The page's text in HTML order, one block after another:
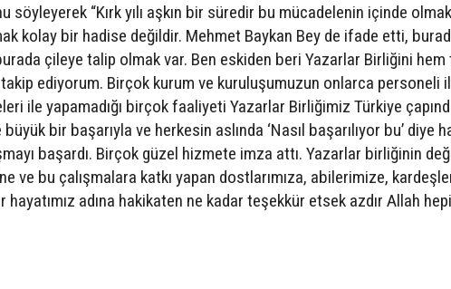
söyleyerek “Kırk yılı aşkın bir süredir bu mücadelenin içinde
kolay bir hadise değildir. Mehmet Baykan Bey de ifade etti,
çileye talip olmak var. Ben eskiden beri Yazarlar Birliğini
takip ediyorum. Birçok kurum ve kuruluşumuzun onlarca personeli
ile yapamadığı birçok faaliyeti Yazarlar Birliğimiz Türkiye
bir başarıyla ve herkesin aslında ‘Nasıl başarılıyor bu’ diye
başardı. Birçok güzel hizmete imza attı. Yazarlar birliğinin
ve bu çalışmalara katkı yapan dostlarımıza, abilerimize,
hayatımız adına hakikaten ne kadar teşekkür etsek azdır Allah